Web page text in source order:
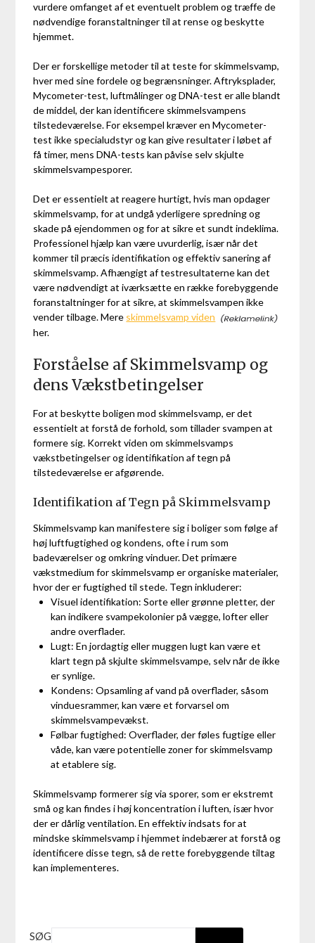
vurdere omfanget af et eventuelt problem og træffe de
nødvendige foranstaltninger til at rense og beskytte
hjemmet.
Der er forskellige metoder til at teste for skimmelsvamp,
hver med sine fordele og begrænsninger. Aftryksplader,
Mycometer-test, luftmålinger og DNA-test er alle blandt
de middel, der kan identificere skimmelsvampens
tilstedeværelse. For eksempel kræver en Mycometer-
test ikke specialudstyr og kan give resultater i løbet af
få timer, mens DNA-tests kan påvise selv skjulte
skimmelsvampesporer.
Det er essentielt at reagere hurtigt, hvis man opdager
skimmelsvamp, for at undgå yderligere spredning og
skade på ejendommen og for at sikre et sundt indeklima.
Professionel hjælp kan være uvurderlig, især når det
kommer til præcis identifikation og effektiv sanering af
skimmelsvamp. Afhængigt af testresultaterne kan det
være nødvendigt at iværksætte en række forebyggende
foranstaltninger for at sikre, at skimmelsvampen ikke
vender tilbage. Mere skimmelsvamp viden
her.
Forståelse af Skimmelsvamp og
dens Vækstbetingelser
For at beskytte boligen mod skimmelsvamp, er det
essentielt at forstå de forhold, som tillader svampen at
formere sig. Korrekt viden om skimmelsvamps
vækstbetingelser og identifikation af tegn på
tilstedeværelse er afgørende.
Identifikation af Tegn på Skimmelsvamp
Skimmelsvamp kan manifestere sig i boliger som følge af
høj luftfugtighed og kondens, ofte i rum som
badeværelser og omkring vinduer. Det primære
vækstmedium for skimmelsvamp er organiske materialer,
hvor der er fugtighed til stede. Tegn inkluderer:
Visuel identifikation: Sorte eller grønne pletter, der
kan indikere svampekolonier på vægge, lofter eller
andre overflader.
Lugt: En jordagtig eller muggen lugt kan være et
klart tegn på skjulte skimmelsvampe, selv når de ikke
er synlige.
Kondens: Opsamling af vand på overflader, såsom
vinduesrammer, kan være et forvarsel om
skimmelsvampevækst.
Følbar fugtighed: Overflader, der føles fugtige eller
våde, kan være potentielle zoner for skimmelsvamp
at etablere sig.
Skimmelsvamp formerer sig via sporer, som er ekstremt
små og kan findes i høj koncentration i luften, især hvor
der er dårlig ventilation. En effektiv indsats for at
mindske skimmelsvamp i hjemmet indebærer at forstå og
identificere disse tegn, så de rette forebyggende tiltag
kan implementeres.
SØG